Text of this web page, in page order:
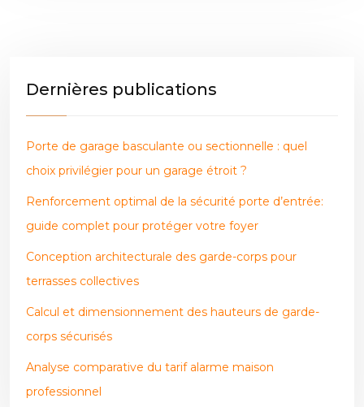
Dernières publications
Porte de garage basculante ou sectionnelle : quel
choix privilégier pour un garage étroit ?
Renforcement optimal de la sécurité porte d’entrée:
guide complet pour protéger votre foyer
Conception architecturale des garde-corps pour
terrasses collectives
Calcul et dimensionnement des hauteurs de garde-
corps sécurisés
Analyse comparative du tarif alarme maison
professionnel